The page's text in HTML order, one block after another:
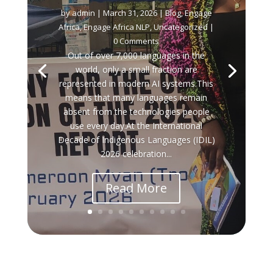
byadmin | March 31, 2026|Blog,Engage
Africa,Engage Africa NLP,Uncategorized |
0 Comments
Out of over 7,000 languages in the
world, only a small fraction are
represented in modern AI systems.This
means that many languages remain
absent from the technologies people
use every day.At the International
Decade of Indigenous Languages (IDIL)
2026 celebration...
Read More